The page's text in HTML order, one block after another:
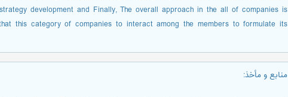
development and Finally, The overall approach in the all of companies is
this category of companies to interact among the members to formulate its
منابع و مأخذ: